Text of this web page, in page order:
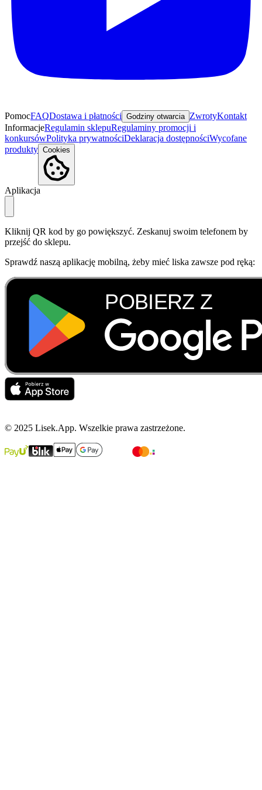
PomocFAQDostawa i płatności Godziny otwarcia ZwrotyKontakt
InformacjeRegulamin sklepuRegulaminy promocji i
konkursówPolityka prywatnościDeklaracja dostępnościWycofane
produkty Cookies
Aplikacja
Kliknij QR kod by go powiększyć. Zeskanuj swoim telefonem by
przejść do sklepu.
Sprawdź naszą aplikację mobilną, żeby mieć liska zawsze pod ręką:
© 2025 Lisek.App. Wszelkie prawa zastrzeżone.